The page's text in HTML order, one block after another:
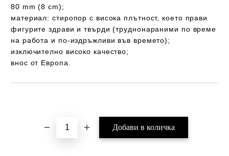
80 mm (8 cm);
материал: стиропор с висока плътност, което прави
фигурите здрави и твърди (труднонараними по време
на работа и по-издръжливи във времето);
изключително високо качество;
внос от Европа.